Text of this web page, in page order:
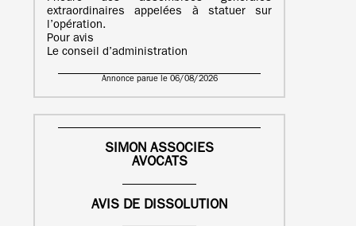
extraordinaires appelées à statuer sur
l’opération.
Pour avis
Le conseil d’administration
Annonce parue le 06/08/2026
SIMON ASSOCIES
AVOCATS
AVIS DE DISSOLUTION